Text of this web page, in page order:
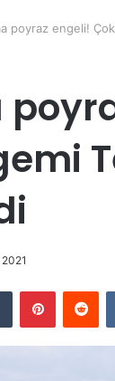
poyraz engeli!
Tumblr Pinterest